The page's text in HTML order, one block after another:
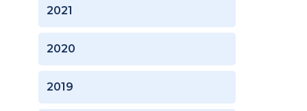
2021
2020
2019